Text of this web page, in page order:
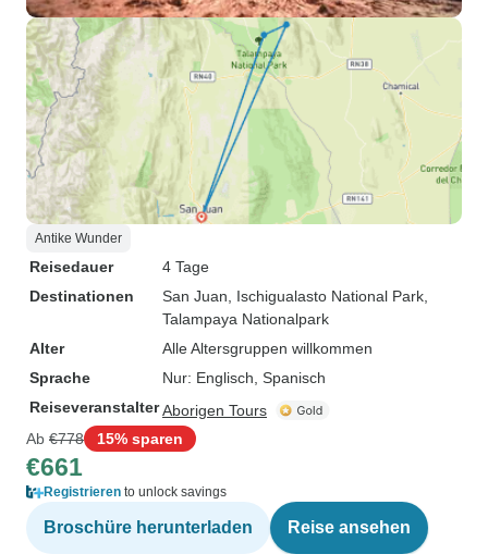
Antike Wunder
Reisedauer
4 Tage
Destinationen
San Juan , Ischigualasto National Park
Talampaya Nationalpark
Alter
Alle Altersgruppen willkommen
Sprache
Nur: Englisch, Spanisch
ReiseveranstalterAborigen Tours
Ab €778 15% sparen
€661
Registrieren to unlock savings
Broschüre herunterladen Reise ansehen